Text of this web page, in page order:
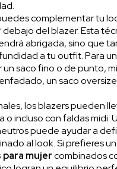
complementar tu
debajo del blazer. Esta
abrigada, sino que
a tu outfit. Para
saco fino o de punto,
un saco
los blazers pueden
incluso con faldas midi.
puede ayudar a
al look. Si prefieres
para mujercombinados